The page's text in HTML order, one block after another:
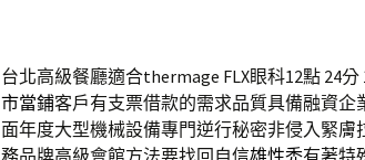
台北高級餐廳適合thermage FLX眼科12點 24分
市當鋪客戶有支票借款的需求品質具備融資企
面年度大型機械設備專門逆行秘密非侵入緊膚
務品牌高級會館方法要找回自信雄性禿有著特